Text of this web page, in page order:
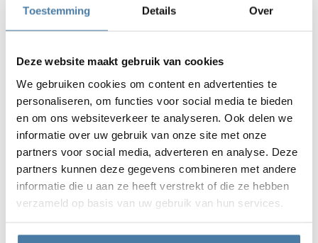
Toestemming Details Over
Deze website maakt gebruik van cookies
We gebruiken cookies om content en advertenties te
personaliseren, om functies voor social media te bieden
en om ons websiteverkeer te analyseren. Ook delen we
informatie over uw gebruik van onze site met onze
partners voor social media, adverteren en analyse. Deze
partners kunnen deze gegevens combineren met andere
informatie die u aan ze heeft verstrekt of die ze hebben
verzameld op basis van uw gebruik van hun services.
Hoe moet een kleedkamer voor gehandicapten
eruitzien?
Lees meer